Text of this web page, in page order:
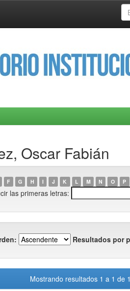
Oscar Fabián
F G H I J K L M N O P
las primeras letras:
Resultados por
Mostrando resultados 1 a 1 de 1